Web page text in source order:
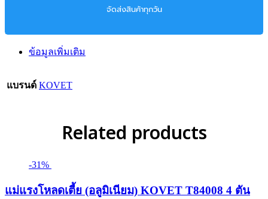
จัดส่งสินค้าทุกวัน
ข้อมูลเพิ่มเติม
แบรนด์ KOVET
Related products
-31%
แม่แรงโหลดเตี้ย (อลูมิเนียม) KOVET T84008 4 ตัน